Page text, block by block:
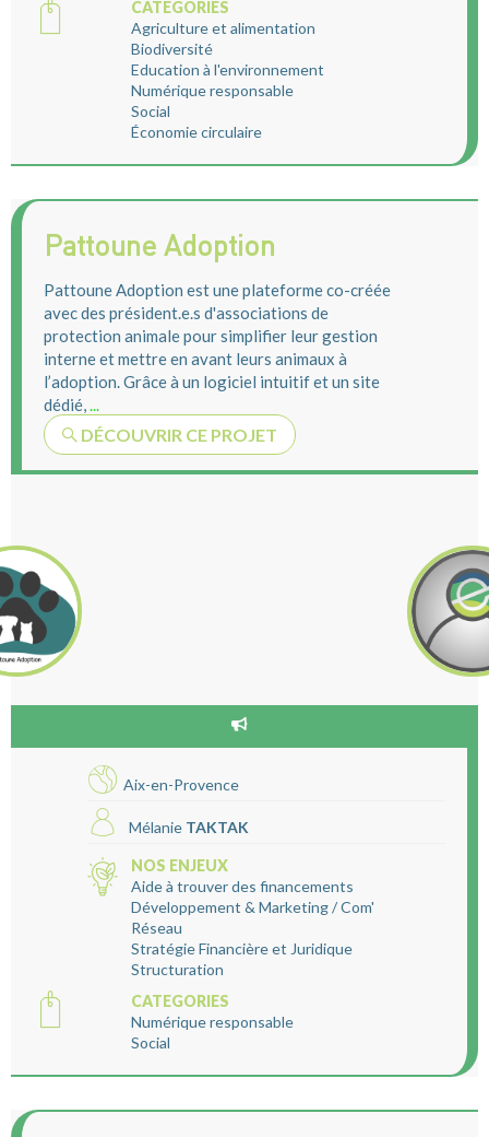
CATEGORIES
Agriculture et alimentation
Biodiversité
Education à l'environnement
Numérique responsable
Social
Économie circulaire
Pattoune Adoption
Pattoune Adoption est une plateforme co-créée
avec des président.e.s d'associations de
protection animale pour simplifier leur gestion
interne et mettre en avant leurs animaux à
l’adoption. Grâce à un logiciel intuitif et un site
dédié,...
DÉCOUVRIR CE PROJET
Aix-en-Provence
Mélanie TAKTAK
NOS ENJEUX
Aide à trouver des financements
Développement & Marketing / Com'
Réseau
Stratégie Financière et Juridique
Structuration
CATEGORIES
Numérique responsable
Social